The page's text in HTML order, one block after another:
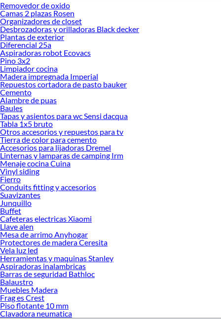
Removedor de oxido
Camas 2 plazas Rosen
Organizadores de closet
Desbrozadoras y orilladoras Black decker
Plantas de exterior
Diferencial 25a
Aspiradoras robot Ecovacs
Pino 3x2
Limpiador cocina
Madera impregnada Imperial
Repuestos cortadora de pasto bauker
Cemento
Alambre de puas
Baules
Tapas y asientos para wc Sensi dacqua
Tabla 1x5 bruto
Otros accesorios y repuestos para tv
Tierra de color para cemento
Accesorios para lijadoras Dremel
Linternas y lamparas de camping Irm
Menaje cocina Cuina
Vinyl siding
Fierro
Conduits fitting y accesorios
Suavizantes
Junquillo
Buffet
Cafeteras electricas Xiaomi
Llave alen
Mesa de arrimo Anyhogar
Protectores de madera Ceresita
Vela luz led
Herramientas y maquinas Stanley
Aspiradoras inalambricas
Barras de seguridad Bathloc
Balaustro
Muebles Madera
Frag es Crest
Piso flotante 10 mm
Clavadora neumatica